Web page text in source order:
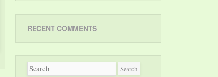
RECENT COMMENTS